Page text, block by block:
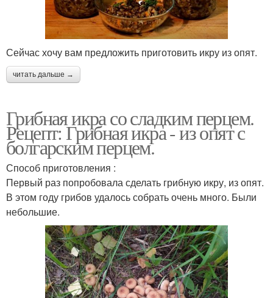
Сейчас хочу вам предложить приготовить икру из опят.
читать дальше →
Грибная икра со сладким перцем.
Рецепт: Грибная икра - из опят с
болгарским перцем.
Способ приготовления :
Первый раз попробовала сделать грибную икру, из опят.
В этом году грибов удалось собрать очень много. Были
небольшие.